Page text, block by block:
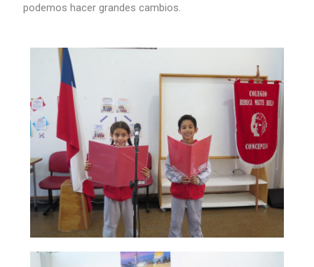
podemos hacer grandes cambios.